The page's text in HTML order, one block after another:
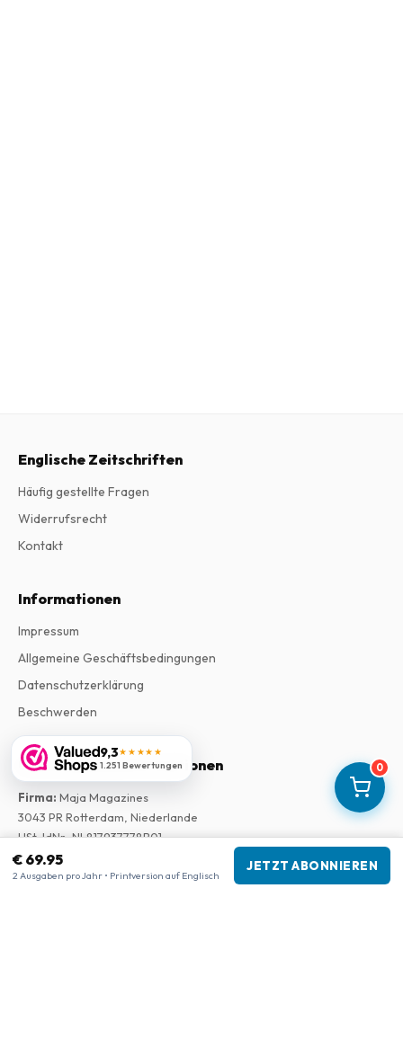
0
€ 69.95
2 Ausgaben pro Jahr • Printversion auf Englisch
JETZT ABONNIEREN
9,3★★★★★
1.251 Bewertungen
Englische Zeitschriften
Häufig gestellte Fragen
Widerrufsrecht
Kontakt
Informationen
Impressum
Allgemeine Geschäftsbedingungen
Datenschutzerklärung
Beschwerden
Unternehmensinformationen
Firma: Maja Magazines
3043 PR Rotterdam, Niederlande
USt-IdNr.:NL817937778B01
Handelskammer